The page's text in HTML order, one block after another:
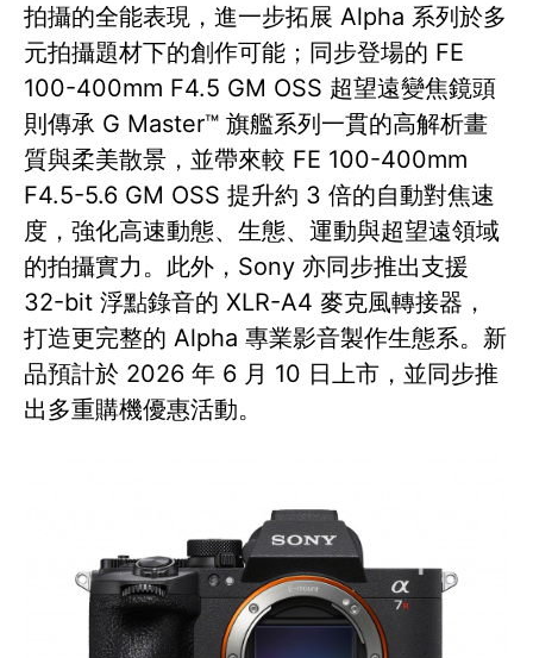
拍攝的全能表現，進一步拓展 Alpha 系列於多
元拍攝題材下的創作可能；同步登場的 FE
100-400mm F4.5 GM OSS 超望遠變焦鏡頭
則傳承 G Master™ 旗艦系列一貫的高解析畫
質與柔美散景，並帶來較 FE 100-400mm
F4.5-5.6 GM OSS 提升約 3 倍的自動對焦速
度，強化高速動態、生態、運動與超望遠領域
的拍攝實力。此外，Sony 亦同步推出支援
32-bit 浮點錄音的 XLR-A4 麥克風轉接器，
打造更完整的 Alpha 專業影音製作生態系。新
品預計於 2026 年 6 月 10 日上市，並同步推
出多重購機優惠活動。